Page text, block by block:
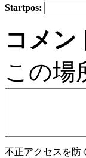
−
Startpos:
コメン
この場
不正アクセスを防